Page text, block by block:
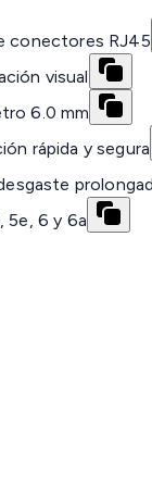
conectores RJ45
visual
6.0 mm
rápida y segura
5e, 6 y 6a